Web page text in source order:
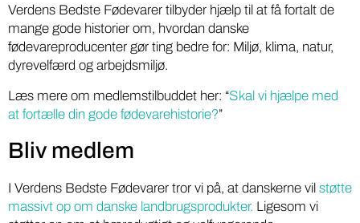
Verdens Bedste Fødevarer tilbyder hjælp til at få fortalt de
mange gode historier om, hvordan danske
fødevareproducenter gør ting bedre for: Miljø, klima, natur,
dyrevelfærd og arbejdsmiljø.
Læs mere om medlemstilbuddet her: “Skal vi hjælpe med
at fortælle din gode fødevarehistorie?”
Bliv medlem
I Verdens Bedste Fødevarer tror vi på, at danskerne vil støtte
massivt op om danske landbrugsprodukter. Ligesom vi